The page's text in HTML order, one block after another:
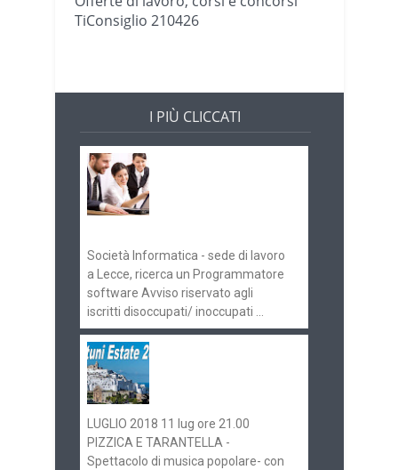
TiConsiglio 210426
I PIÙ CLICCATI
Società Informatica - sede di lavoro
a Lecce, ricerca un Programmatore
software Avviso riservato agli
iscritti disoccupati/ inoccupati ...
LUGLIO 2018 11 lug ore 21.00
PIZZICA E TARANTELLA -
Spettacolo di musica popolare- con